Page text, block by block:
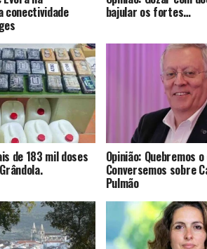
conectividade bajular os fortes…
de 183 mil doses Opinião: Quebremos
Conversemos sobre
Pulmão